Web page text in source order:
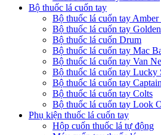
Bộ thuốc lá cuốn tay
Bộ thuốc lá cuốn tay Amber
Bộ thuốc lá cuốn tay
Bộ thuốc lá cuốn Drum
Bộ thuốc lá cuốn tay Mac
Bộ thuốc lá cuốn tay Van
Bộ thuốc lá cuốn tay Lucky
Bộ thuốc lá cuốn tay
Bộ thuốc lá cuốn tay Colts
Bộ thuốc lá cuốn tay Look
Phụ kiện thuốc lá cuốn tay
Hộp cuốn thuốc lá tự động